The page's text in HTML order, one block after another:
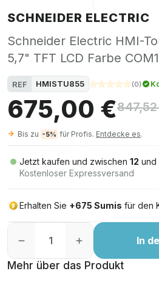
SCHNEIDER ELECTRIC
Schneider Electric HMI-
5,7" TFT LCD Farbe
REF HMISTU855 (0)
675,00 €
Bis zu -5% für Profis. Entdecke es.
Jetzt kaufen und zwischen 12 und
Kostenloser Expressversand
Erhalten Sie +675 Sumis für den
In
Mehr über das Produkt